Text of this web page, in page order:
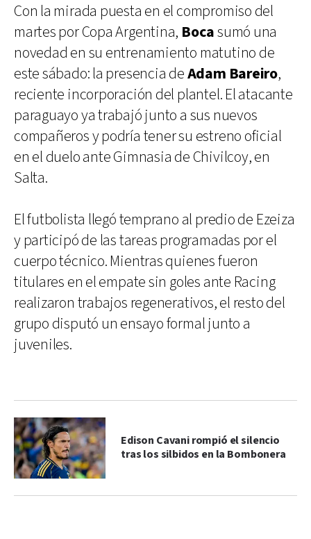
Con la mirada puesta en el compromiso del
martes por Copa Argentina, Bocasumó una
novedad en su entrenamiento matutino de
este sábado: la presencia deAdam Bareiro,
reciente incorporación del plantel. El atacante
paraguayo ya trabajó junto a sus nuevos
compañeros y podría tener su estreno oficial
en el duelo ante Gimnasia de Chivilcoy, en
Salta.
El futbolista llegó temprano al predio de Ezeiza
y participó de las tareas programadas por el
cuerpo técnico. Mientras quienes fueron
titulares en el empate sin goles ante Racing
realizaron trabajos regenerativos, el resto del
grupo disputó un ensayo formal junto a
juveniles.
Edison Cavani rompió el silencio
tras los silbidos en la Bombonera